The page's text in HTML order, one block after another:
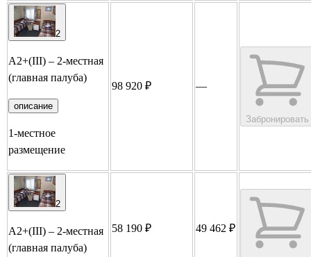
2
А2+(III) – 2-местная
(главная палуба)
описание
1-местное
размещение
98 920 ₽ —
Забронировать
2
А2+(III) – 2-местная
(главная палуба)
58 190 ₽ 49 462 ₽